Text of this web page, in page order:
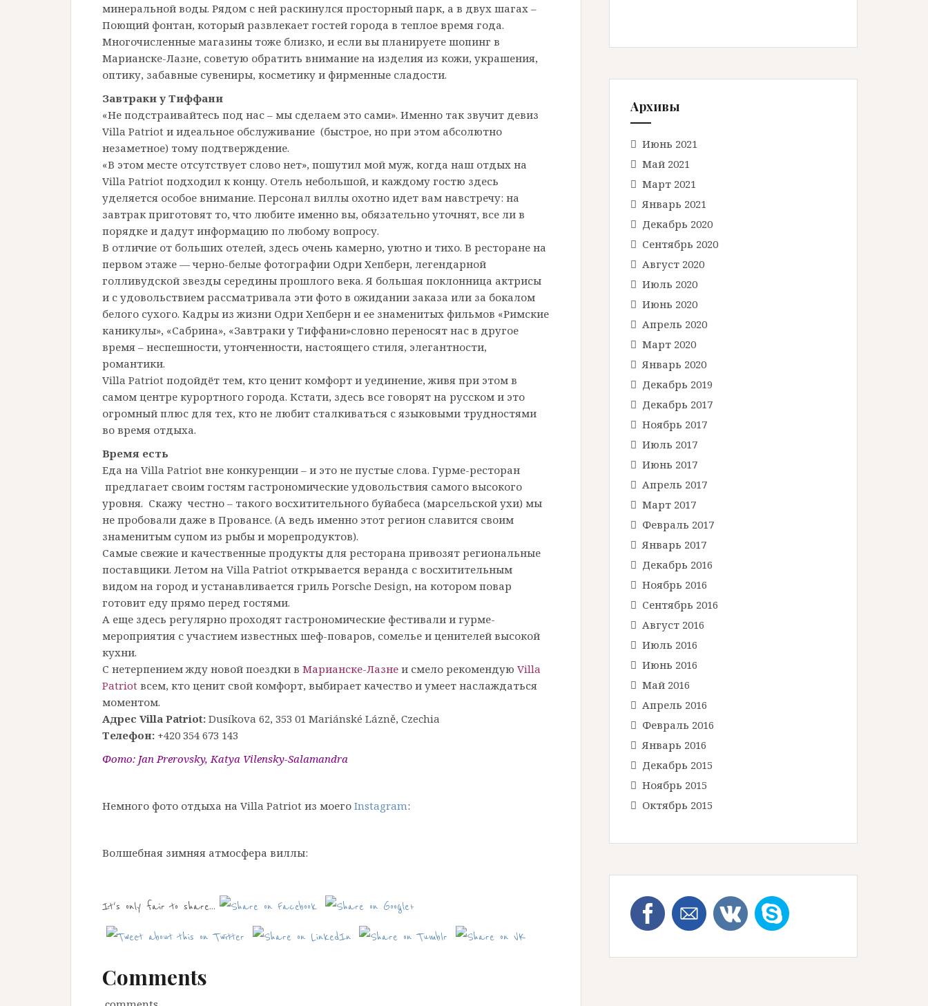
минеральной воды. Рядом с ней раскинулся просторный парк, а в двух шагах –
Поющий фонтан, который развлекает гостей города в теплое время года.
Многочисленные магазины тоже близко, и если вы планируете шопинг в
Марианске-Лазне, советую обратить внимание на изделия из кожи, украшения,
оптику, забавные сувениры, косметику и фирменные сладости.
Завтраки у Тиффани
«Не подстраивайтесь под нас – мы сделаем это сами». Именно так звучит девиз
Villa Patriot и идеальное обслуживание (быстрое, но при этом абсолютно
незаметное) тому подтверждение.
«В этом месте отсутствует слово нет», пошутил мой муж, когда наш отдых на
Villa Patriot подходил к концу. Отель небольшой, и каждому гостю здесь
уделяется особое внимание. Персонал виллы охотно идет вам навстречу: на
завтрак приготовят то, что любите именно вы, обязательно уточнят, все ли в
порядке и дадут информацию по любому вопросу.
В отличие от больших отелей, здесь очень камерно, уютно и тихо. В ресторане на
первом этаже — черно-белые фотографии Одри Хепберн, легендарной
голливудской звезды середины прошлого века. Я большая поклонница актрисы
и с удовольствием рассматривала эти фото в ожидании заказа или за бокалом
белого сухого. Кадры из жизни Одри Хепберн и ее знаменитых фильмов «Римские
каникулы», «Сабрина», «Завтраки у Тиффани»словно переносят нас в другое
время – неспешности, утонченности, настоящего стиля, элегантности,
романтики.
Villa Patriot подойдёт тем, кто ценит комфорт и уединение, живя при этом в
самом центре курортного города. Кстати, здесь все говорят на русском и это
огромный плюс для тех, кто не любит сталкиваться с языковыми трудностями
во время отдыха.
Время есть
Еда на Villa Patriot вне конкуренции – и это не пустые слова. Гурме-ресторан
предлагает своим гостям гастрономические удовольствия самого высокого
уровня. Скажу честно – такого восхитительного буйабеса (марсельской ухи) мы
не пробовали даже в Провансе. (А ведь именно этот регион славится своим
знаменитым супом из рыбы и морепродуктов).
Самые свежие и качественные продукты для ресторана привозят региональные
поставщики. Летом на Villa Patriot открывается веранда с восхитительным
видом на город и устанавливается гриль Porsche Design, на котором повар
готовит еду прямо перед гостями.
А еще здесь регулярно проходят гастрономические фестивали и гурме-
мероприятия с участием известных шеф-поваров, сомелье и ценителей высокой
кухни.
С нетерпением жду новой поездки в Марианске-Лазне и смело рекомендую Villa
Patriot всем, кто ценит свой комфорт, выбирает качество и умеет наслаждаться
моментом.
Aдрес Villa Patriot: Dusíkova 62, 353 01 Mariánské Lázně, Czechia
Телефон: +420 354 673 143
Фото: Jan Prerovsky, Каtya Vilensky-Salamandra
Немного фото отдыха на Villa Patriot из моего Instagram:
Волшебная зимняя атмосфера виллы:
It's only fair to share...
Comments
Архивы
Июнь 2021
Май 2021
Март 2021
Январь 2021
Декабрь 2020
Сентябрь 2020
Август 2020
Июль 2020
Июнь 2020
Апрель 2020
Март 2020
Январь 2020
Декабрь 2019
Декабрь 2017
Ноябрь 2017
Июль 2017
Июнь 2017
Апрель 2017
Март 2017
Февраль 2017
Январь 2017
Декабрь 2016
Ноябрь 2016
Сентябрь 2016
Август 2016
Июль 2016
Июнь 2016
Май 2016
Апрель 2016
Февраль 2016
Январь 2016
Декабрь 2015
Ноябрь 2015
Октябрь 2015